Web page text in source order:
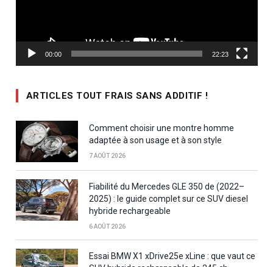
00:00 22:23
ARTICLES TOUT FRAIS SANS ADDITIF !
Comment choisir une montre homme
adaptée à son usage et à son style
7 AOÛT 2026
Fiabilité du Mercedes GLE 350 de (2022–
2025) : le guide complet sur ce SUV diesel
hybride rechargeable
6 AOÛT 2026
Essai BMW X1 xDrive25e xLine : que vaut ce